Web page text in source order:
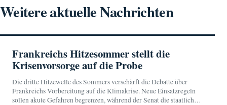
Weitere aktuelle Nachrichten
Frankreichs Hitzesommer stellt die
Krisenvorsorge auf die Probe
Die dritte Hitzewelle des Sommers verschärft die Debatte über
Frankreichs Vorbereitung auf die Klimakrise. Neue Einsatzregeln
sollen akute Gefahren begrenzen, während der Senat die staatliche